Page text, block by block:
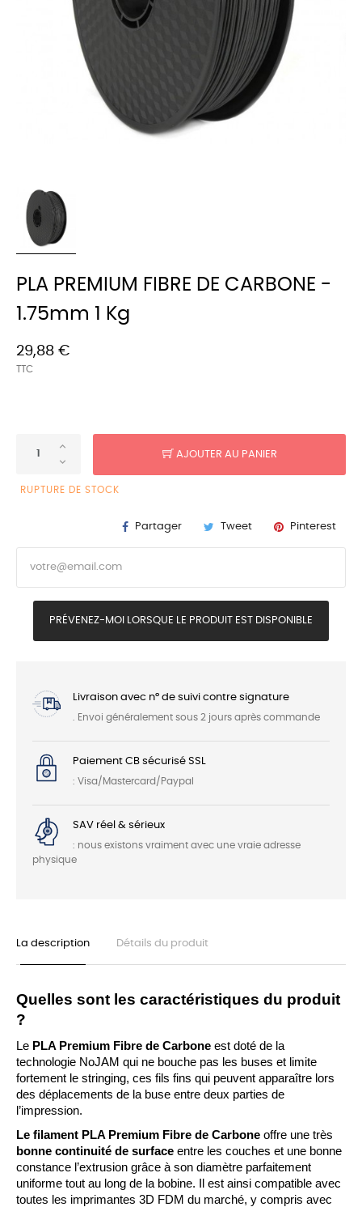
PLA PREMIUM FIBRE DE CARBONE -
1.75mm 1 Kg
29,88 €
TTC
AJOUTER AU PANIER
RUPTURE DE STOCK
Partager Tweet Pinterest
PRÉVENEZ-MOI LORSQUE LE PRODUIT EST DISPONIBLE
Livraison avec n° de suivi contre signature
. Envoi généralement sous 2 jours après commande
Paiement CB sécurisé SSL
: Visa/Mastercard/Paypal
SAV réel & sérieux
: nous existons vraiment avec une vraie adresse
physique
La description Détails du produit
Quelles sont les caractéristiques du produit
?
Le PLA Premium Fibre de Carbone est doté de la
technologie NoJAM qui ne bouche pas les buses et limite
fortement le stringing, ces fils fins qui peuvent apparaître lors
des déplacements de la buse entre deux parties de
l’impression.
Le filament PLA Premium Fibre de Carbone
bonne continuité de surface entre les couches et une bonne
constance l’extrusion grâce à son diamètre parfaitement
uniforme tout au long de la bobine. Il est ainsi compatible avec
toutes les imprimantes 3D FDM du marché, y compris avec